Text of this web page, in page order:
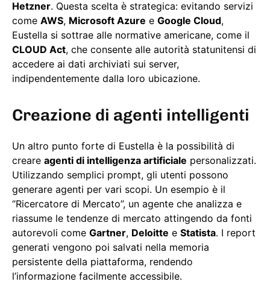
Hetzner. Questa scelta è strategica: evitando servizi
come AWS, Microsoft Azure e Google Cloud,
Eustella si sottrae alle normative americane, come il
CLOUD Act, che consente alle autorità statunitensi di
accedere ai dati archiviati sui server,
indipendentemente dalla loro ubicazione.
Creazione di agenti intelligenti
Un altro punto forte di Eustella è la possibilità di
creare agenti di intelligenza artificiale personalizzati.
Utilizzando semplici prompt, gli utenti possono
generare agenti per vari scopi. Un esempio è il
“Ricercatore di Mercato”, un agente che analizza e
riassume le tendenze di mercato attingendo da fonti
autorevoli come Gartner, Deloitte e Statista. I report
generati vengono poi salvati nella memoria
persistente della piattaforma, rendendo
l’informazione facilmente accessibile.